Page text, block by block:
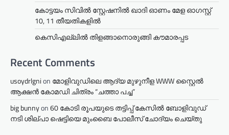
കോട്ടയം സിവിൽ സ്റ്റേഷനിൽ ഖാദി ഓണം മേള ഓഗസ്റ്റ്
10, 11 തീയതികളില്‍
കെസിഎല്ലിൽ തിളങ്ങാനൊരുങ്ങി കൗമാരപ്പട
Recent Comments
usoydrlgnion മോളിവുഡിലെ ആദ്യ മുഴുനീള WWW സ്റ്റൈൽ
ആക്ഷൻ കോമഡി ചിത്രം “ചത്താ പച്ച”
big bunnyon60 കോടി രൂപയുടെ തട്ടിപ്പ് കേസിൽ ബോളിവുഡ്
നടി ശില്പാ ഷെട്ടിയെ മുംബൈ പോലീസ് ചോദ്യം ചെയ്തു